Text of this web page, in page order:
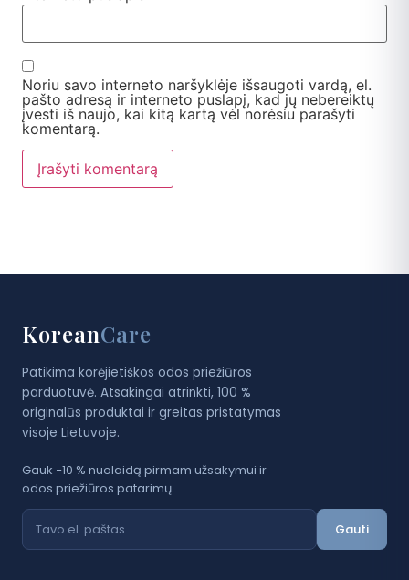
Noriu savo interneto naršyklėje išsaugoti vardą, el.
pašto adresą ir interneto puslapį, kad jų nebereiktų
įvesti iš naujo, kai kitą kartą vėl norėsiu parašyti
komentarą.
KoreanCare
Patikima korėjietiškos odos priežiūros
parduotuvė. Atsakingai atrinkti, 100 %
originalūs produktai ir greitas pristatymas
visoje Lietuvoje.
Gauk −10 % nuolaidą pirmam užsakymui ir
odos priežiūros patarimų.
Gauti